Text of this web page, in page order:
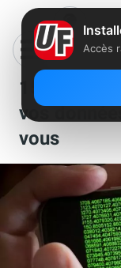
15
vos
vous
Accès